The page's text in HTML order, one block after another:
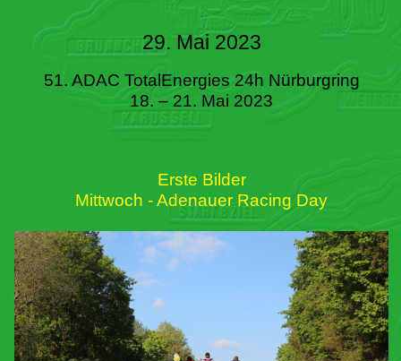
29. Mai 2023
51. ADAC TotalEnergies 24h Nürburgring
18. – 21. Mai 2023
Erste Bilder
Mittwoch - Adenauer Racing Day